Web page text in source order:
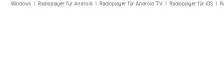
Windows| Radioplayer für Android| Radioplayer für Android TV| Radioplayer für iOS|